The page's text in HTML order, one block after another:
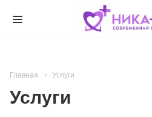
Главная Услуги
Услуги